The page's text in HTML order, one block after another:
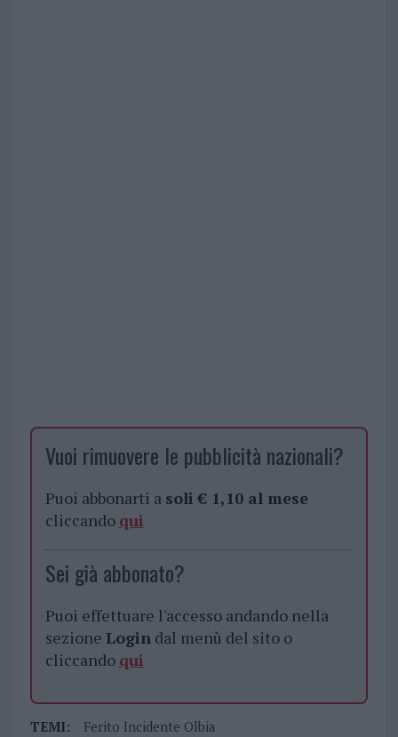
Vuoi rimuovere le pubblicità nazionali?
Puoi abbonarti a soli € 1,10 al mese
cliccando qui
Sei già abbonato?
Puoi effettuare l'accesso andando nella
sezione Logindal menù del sito o
cliccando qui
TEMI:
Ferito Incidente Olbia